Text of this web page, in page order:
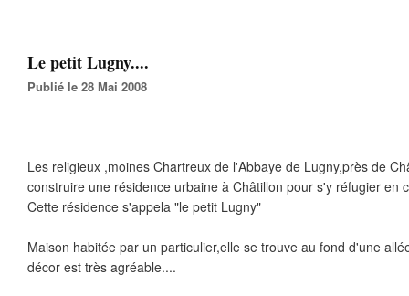
Le petit Lugny....
Publié le 28 Mai 2008
Les religieux ,moines Chartreux de l'Abbaye de Lugny,près de
construire une résidence urbaine à Châtillon pour s'y réfugier en
Cette résidence s'appela "le petit Lugny"
Maison habitée par un particulier,elle se trouve au fond d'une
décor est très agréable....